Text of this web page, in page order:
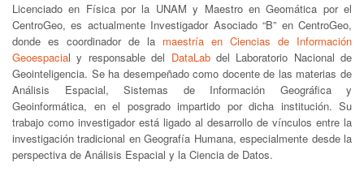
Licenciado en Física por la UNAM y Maestro en Geomática por el
CentroGeo, es actualmente Investigador Asociado “B” en CentroGeo,
donde es coordinador de la maestría en Ciencias de Información
Geoespacial y responsable del DataLabdel Laboratorio Nacional de
Geointeligencia. Se ha desempeñado como docente de las materias de
Análisis Espacial, Sistemas de Información Geográfica y
Geoinformática, en el posgrado impartido por dicha institución. Su
trabajo como investigador está ligado al desarrollo de vínculos entre la
investigación tradicional en Geografía Humana, especialmente desde la
perspectiva de Análisis Espacial y la Ciencia de Datos.